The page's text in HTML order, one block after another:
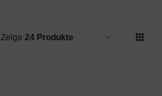
Zeige 24 Produkte